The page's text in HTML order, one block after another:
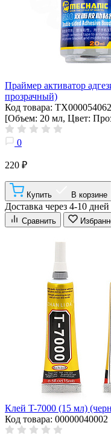
Праймер активатор
прозрачный)
Код товара: ТХ000054062
[Объем: 20 мл, Цвет:
0
220 ₽
Купить В корзине
Доставка через 4-10 дней
Сравнить
Клей T-7000 (15 мл)
Код товара: 00000040002